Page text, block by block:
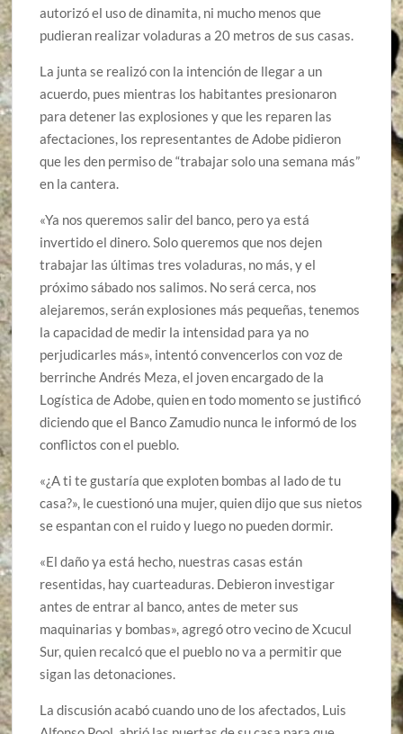
autorizó el uso de dinamita, ni mucho menos que
pudieran realizar voladuras a 20 metros de sus casas.
La junta se realizó con la intención de llegar a un
acuerdo, pues mientras los habitantes presionaron
para detener las explosiones y que les reparen las
afectaciones, los representantes de Adobe pidieron
que les den permiso de “trabajar solo una semana más”
en la cantera.
«Ya nos queremos salir del banco, pero ya está
invertido el dinero. Solo queremos que nos dejen
trabajar las últimas tres voladuras, no más, y el
próximo sábado nos salimos. No será cerca, nos
alejaremos, serán explosiones más pequeñas, tenemos
la capacidad de medir la intensidad para ya no
perjudicarles más», intentó convencerlos con voz de
berrinche Andrés Meza, el joven encargado de la
Logística de Adobe, quien en todo momento se justificó
diciendo que el Banco Zamudio nunca le informó de los
conflictos con el pueblo.
«¿A ti te gustaría que exploten bombas al lado de tu
casa?», le cuestionó una mujer, quien dijo que sus nietos
se espantan con el ruido y luego no pueden dormir.
«El daño ya está hecho, nuestras casas están
resentidas, hay cuarteaduras. Debieron investigar
antes de entrar al banco, antes de meter sus
maquinarias y bombas», agregó otro vecino de Xcucul
Sur, quien recalcó que el pueblo no va a permitir que
sigan las detonaciones.
La discusión acabó cuando uno de los afectados, Luis